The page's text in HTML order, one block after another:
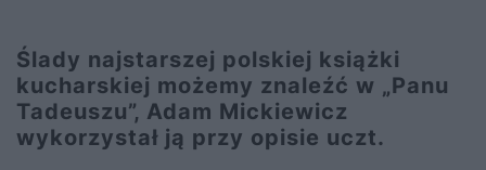
Ślady najstarszej polskiej książki
kucharskiej możemy znaleźć w „Panu
Tadeuszu”, Adam Mickiewicz
wykorzystał ją przy opisie uczt.